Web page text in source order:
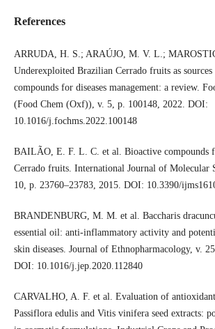
References
ARRUDA, H. S.; ARAÚJO, M. V. L.;
Underexploited Brazilian Cerrado fruits as
compounds for diseases management: a review.
(Food Chem (Oxf)), v. 5, p. 100148, 2022. DOI:
10.1016/j.fochms.2022.100148
BAILÃO, E. F. L. C. et al. Bioactive compounds
Cerrado fruits. International Journal of Molecular
10, p. 23760–23783, 2015. DOI: 10.3390/
BRANDENBURG, M. M. et al. Baccharis
essential oil: anti-inflammatory activity and
skin diseases. Journal of Ethnopharmacology, v.
DOI: 10.1016/j.jep.2020.112840
CARVALHO, A. F. et al. Evaluation of
Passiflora edulis and Vitis vinifera seed extracts: